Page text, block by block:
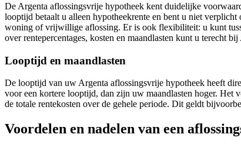
De Argenta aflossingsvrije hypotheek kent duidelijke
looptijd betaalt u alleen hypotheekrente en bent u niet
woning of vrijwillige aflossing. Er is ook flexibiliteit: u kunt
over rentepercentages, kosten en maandlasten kunt u terecht bij
Looptijd en maandlasten
De looptijd van uw Argenta aflossingsvrije hypotheek heeft
voor een kortere looptijd, dan zijn uw maandlasten hoger. Het
de totale rentekosten over de gehele periode. Dit geldt
Voordelen en nadelen van een